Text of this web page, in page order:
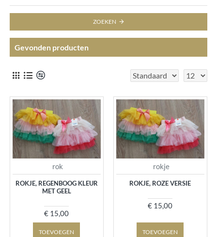
ZOEKEN
Gevonden producten
rok
ROKJE, REGENBOOG KLEUR
MET GEEL
€ 15,00
TOEVOEGEN
rokje
ROKJE, ROZE VERSIE
€ 15,00
TOEVOEGEN